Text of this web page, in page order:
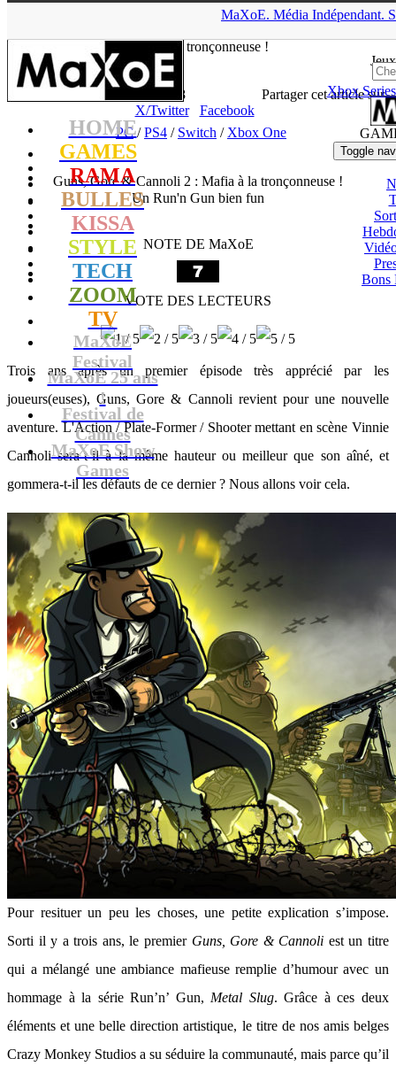
MaXoE. Média Indépendant.
HOME
GAMES
RAMA
BULLES
KISSA
STYLE
TECH
ZOOM
TV
MaXoE
Festival
MaXoE 25 ans
!
Festival de
Cannes
MaXoE Show
Games
Jeux
Xbox
Toggle
Bons
Mafia à la tronçonneuse !
- 08.11.18, 19:48
Partager cet article sur
X/Twitter
Facebook
PC/PS4 / Switch / Xbox One
Guns, Gore & Cannoli 2 : Mafia à la tronçonneuse !
Un Run'n Gun bien fun
NOTE DE MaXoE
VOTE DES LECTEURS
Trois ans après un premier épisode très apprécié par les
joueurs(euses), Guns, Gore & Cannoli revient pour une nouvelle
aventure. L'Action / Plate-Former / Shooter mettant en scène Vinnie
Cannoli sera-t-il à la même hauteur ou meilleur que son aîné, et
gommera-t-il les défauts de ce dernier ? Nous allons voir cela.
Pour resituer un peu les choses, une petite explication s’impose.
Sorti il y a trois ans, le premier Guns, Gore & Cannoli est un titre
qui a mélangé une ambiance mafieuse remplie d’humour avec un
hommage à la série Run’n’ Gun, Metal Slug. Grâce à ces deux
éléments et une belle direction artistique, le titre de nos amis belges
Crazy Monkey Studios a su séduire la communauté, mais parce qu’il